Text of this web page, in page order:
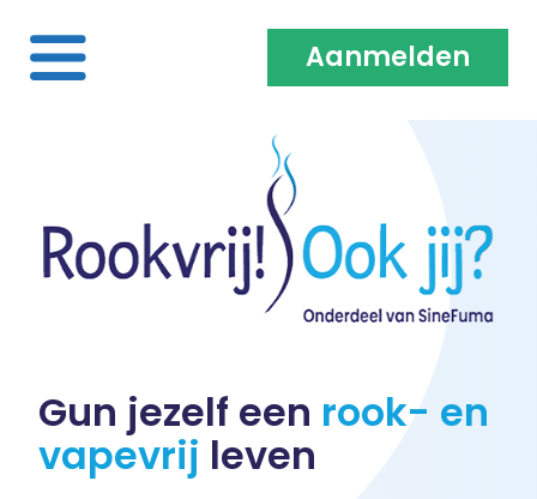
Home
Over ons
Medewerkers & Coaches
Heb je een klacht?
Aanmelden
Gun jezelf een rook- en
vapevrij leven